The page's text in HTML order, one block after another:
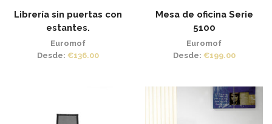
Librería sin puertas con
estantes.
Euromof
Desde: €136.00
Mesa de oficina Serie
5100
Euromof
Desde: €199.00